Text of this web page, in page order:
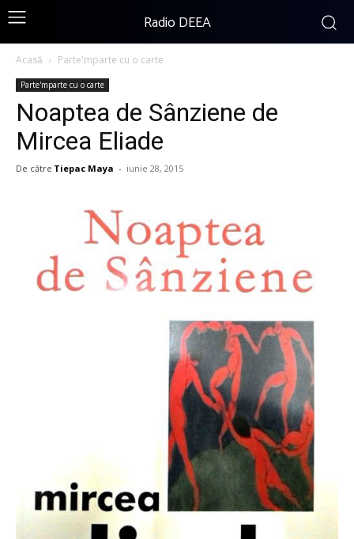
Radio DEEA
Acasă Parte'mparte cu o carte
Parte'mparte cu o carte
Noaptea de Sânziene de
Mircea Eliade
De către Tiepac Maya - iunie 28, 2015